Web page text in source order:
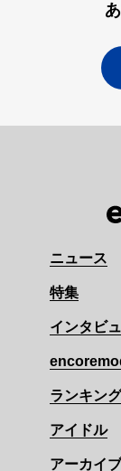
ニュース
特集
インタビ
ランキング
アイドル
アーカイブ